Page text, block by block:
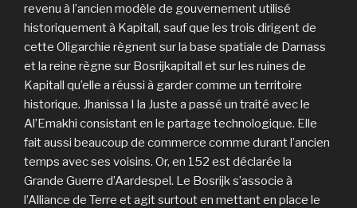
revenu à l’ancien modèle de gouvernement utilisé
historiquement à Kapitall, sauf que les trois dirigent de
cette Oligarchie règnent sur la base spatiale de Darnass
et la reine règne sur Bosrijkapitall et sur les ruines de
Kapitall qu’elle a réussi à garder comme un territoire
historique. Jhanissa I la Juste a passé un traité avec le
Al’Emakhi consistant en le partage technologique. Elle
fait aussi beaucoup de commerce comme durant l’ancien
temps avec ses voisins. Or, en 152 est déclarée la
Grande Guerre d’Aardespel. Le Bosrijk s’associe à
l’Alliance de Terre et agit surtout en mettant en place le